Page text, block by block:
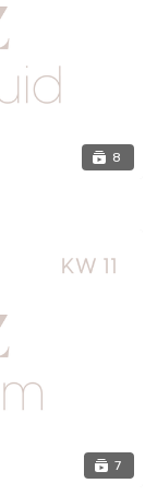
8
7